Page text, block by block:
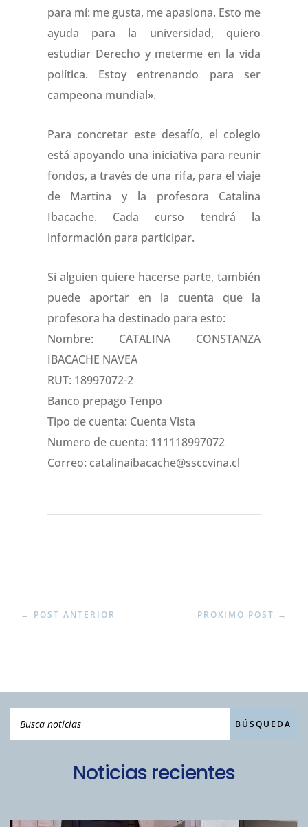
para mí: me gusta, me apasiona. Esto me
ayuda para la universidad, quiero
estudiar Derecho y meterme en la vida
política. Estoy entrenando para ser
campeona mundial».
Para concretar este desafío, el colegio
está apoyando una iniciativa para reunir
fondos, a través de una rifa, para el viaje
de Martina y la profesora Catalina
Ibacache. Cada curso tendrá la
información para participar.
Si alguien quiere hacerse parte, también
puede aportar en la cuenta que la
profesora ha destinado para esto:
Nombre: CATALINA CONSTANZA
IBACACHE NAVEA
RUT: 18997072-2
Banco prepago Tenpo
Tipo de cuenta: Cuenta Vista
Numero de cuenta: 111118997072
Correo: catalinaibacache@ssccvina.cl
← POST ANTERIOR PROXIMO POST →
Noticias recientes